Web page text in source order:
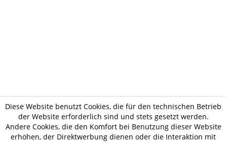
Diese Website benutzt Cookies, die für den technischen Betrieb
der Website erforderlich sind und stets gesetzt werden.
Andere Cookies, die den Komfort bei Benutzung dieser Website
erhöhen, der Direktwerbung dienen oder die Interaktion mit